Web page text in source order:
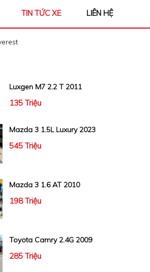
TIN TỨC XE LIÊN HỆ
Luxgen M7 2.2 T 2011
135 Triệu
Mazda 3 1.5L Luxury 2023
545 Triệu
Mazda 3 1.6 AT 2010
198 Triệu
Toyota Camry 2.4G 2009
285 Triệu